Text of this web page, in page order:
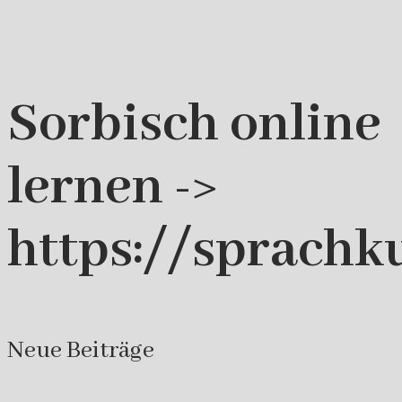
Sorbisch online
lernen ->
https://
Neue Beiträge